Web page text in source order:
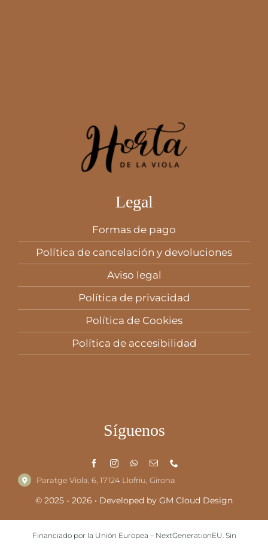
Legal
Formas de pago
Política de cancelación y devoluciones
Aviso legal
Política de privacidad
Política de Cookies
Política de accesibilidad
Síguenos
Paratge Viola, 6, 17124 Llofriu, Girona
© 2025 - 2026 • Developed by GM Cloud Design
Financiado por la Unión Europea – NextGenerationEU. Sin